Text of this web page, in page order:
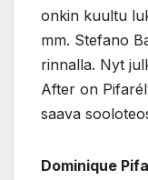
onkin kuultu
mm. Stefano
rinnalla. Nyt
After on
saava
Dominique